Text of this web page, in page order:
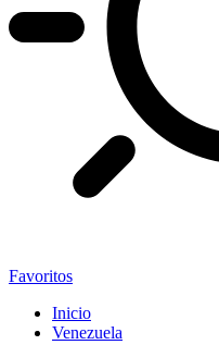
Favoritos
Inicio
Venezuela